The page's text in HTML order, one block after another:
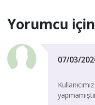
Yorumcu
07/03/